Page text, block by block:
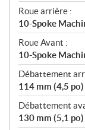
Roue arrière :
10-Spoke
Roue Avant :
10-Spoke
Débattement
114 mm (4,5 po)
Débattement
130 mm (5,1 po)